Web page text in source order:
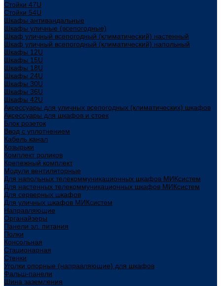
Стойки 47U
Стойки 54U
Шкафы антивандальные
Шкафы уличные (всепогодные)
Шкаф уличный всепогодный (климатический) настенный
Шкаф уличный всепогодный (климатический) напольный
Шкафы 12U
Шкафы 15U
Шкафы 18U
Шкафы 24U
Шкафы 30U
Шкафы 36U
Шкафы 42U
Аксессуары для уличных всепогодных (климатических) шкафов
Аксессуары для шкафов и стоек
Блок розеток
Ввод с уплотнением
Кабель канал
Козырьки
Комплект роликов
Крепежный комплект
Модули вентиляторные
Для напольных телекоммуникационных шкафов МИКсистем
Для настенных телекоммуникационных шкафов МИКсистем
Для серверных шкафов
Для уличных шкафов МИКсистем
Направляющие
Органайзеры
Панели эл. питания
Полки
Консольная
Стационарная
Стенки
Уголки опорные (направляющие) для шкафов
Фальш-панели
Шина заземления